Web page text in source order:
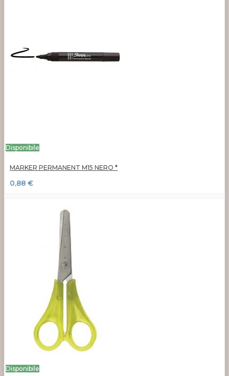
Disponibile
MARKER PERMANENT M15 NERO *
0,88 €
Disponibile